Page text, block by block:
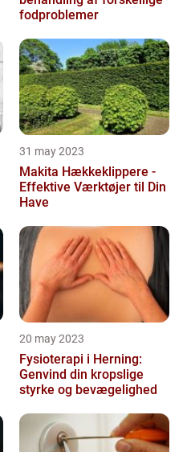
fodproblemer
31 may 2023
Makita Hækkeklippere -
Effektive Værktøjer til Din
Have
20 may 2023
Fysioterapi i Herning:
Genvind din kropslige
styrke og bevægelighed